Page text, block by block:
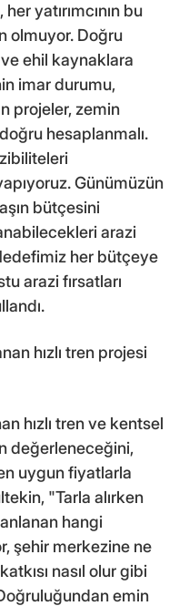
yatırımcının bu
olmuyor. Doğru
ehil kaynaklara
imar durumu,
projeler, zemin
hesaplanmalı.
Günümüzün
bütçesini
arazi
her bütçeye
arazi fırsatları
hızlı tren projesi
hızlı tren ve kentsel
değerleneceğini,
uygun fiyatlarla
"Tarla alırken
hangi
şehir merkezine ne
nasıl olur gibi
emin